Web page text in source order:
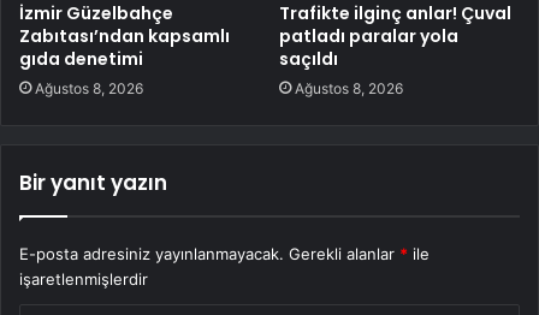
İzmir Güzelbahçe
Zabıtası’ndan kapsamlı
gıda denetimi
Ağustos 8, 2026
Trafikte ilginç anlar! Çuval
patladı paralar yola
saçıldı
Ağustos 8, 2026
Bir yanıt yazın
E-posta adresiniz yayınlanmayacak. Gerekli alanlar * ile
işaretlenmişlerdir